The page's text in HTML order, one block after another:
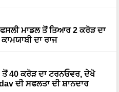
ਮਾਡਲ ਤੋਂ ਤਿਆਰ 2 ਕਰੋੜ ਦਾ
ਦਾ ਰਾਜ
40 ਕਰੋੜ ਦਾ ਟਰਨਓਵਰ, ਦੇਖੋ
ਦੀ ਸਫਲਤਾ ਦੀ ਸ਼ਾਨਦਾਰ